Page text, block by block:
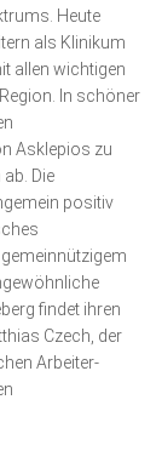
Heute
als Klini­kum
allen wichtigen
In schöner
Asklepios zu
Die
positiv
findet ihren
Czech, der
Arbeiter-